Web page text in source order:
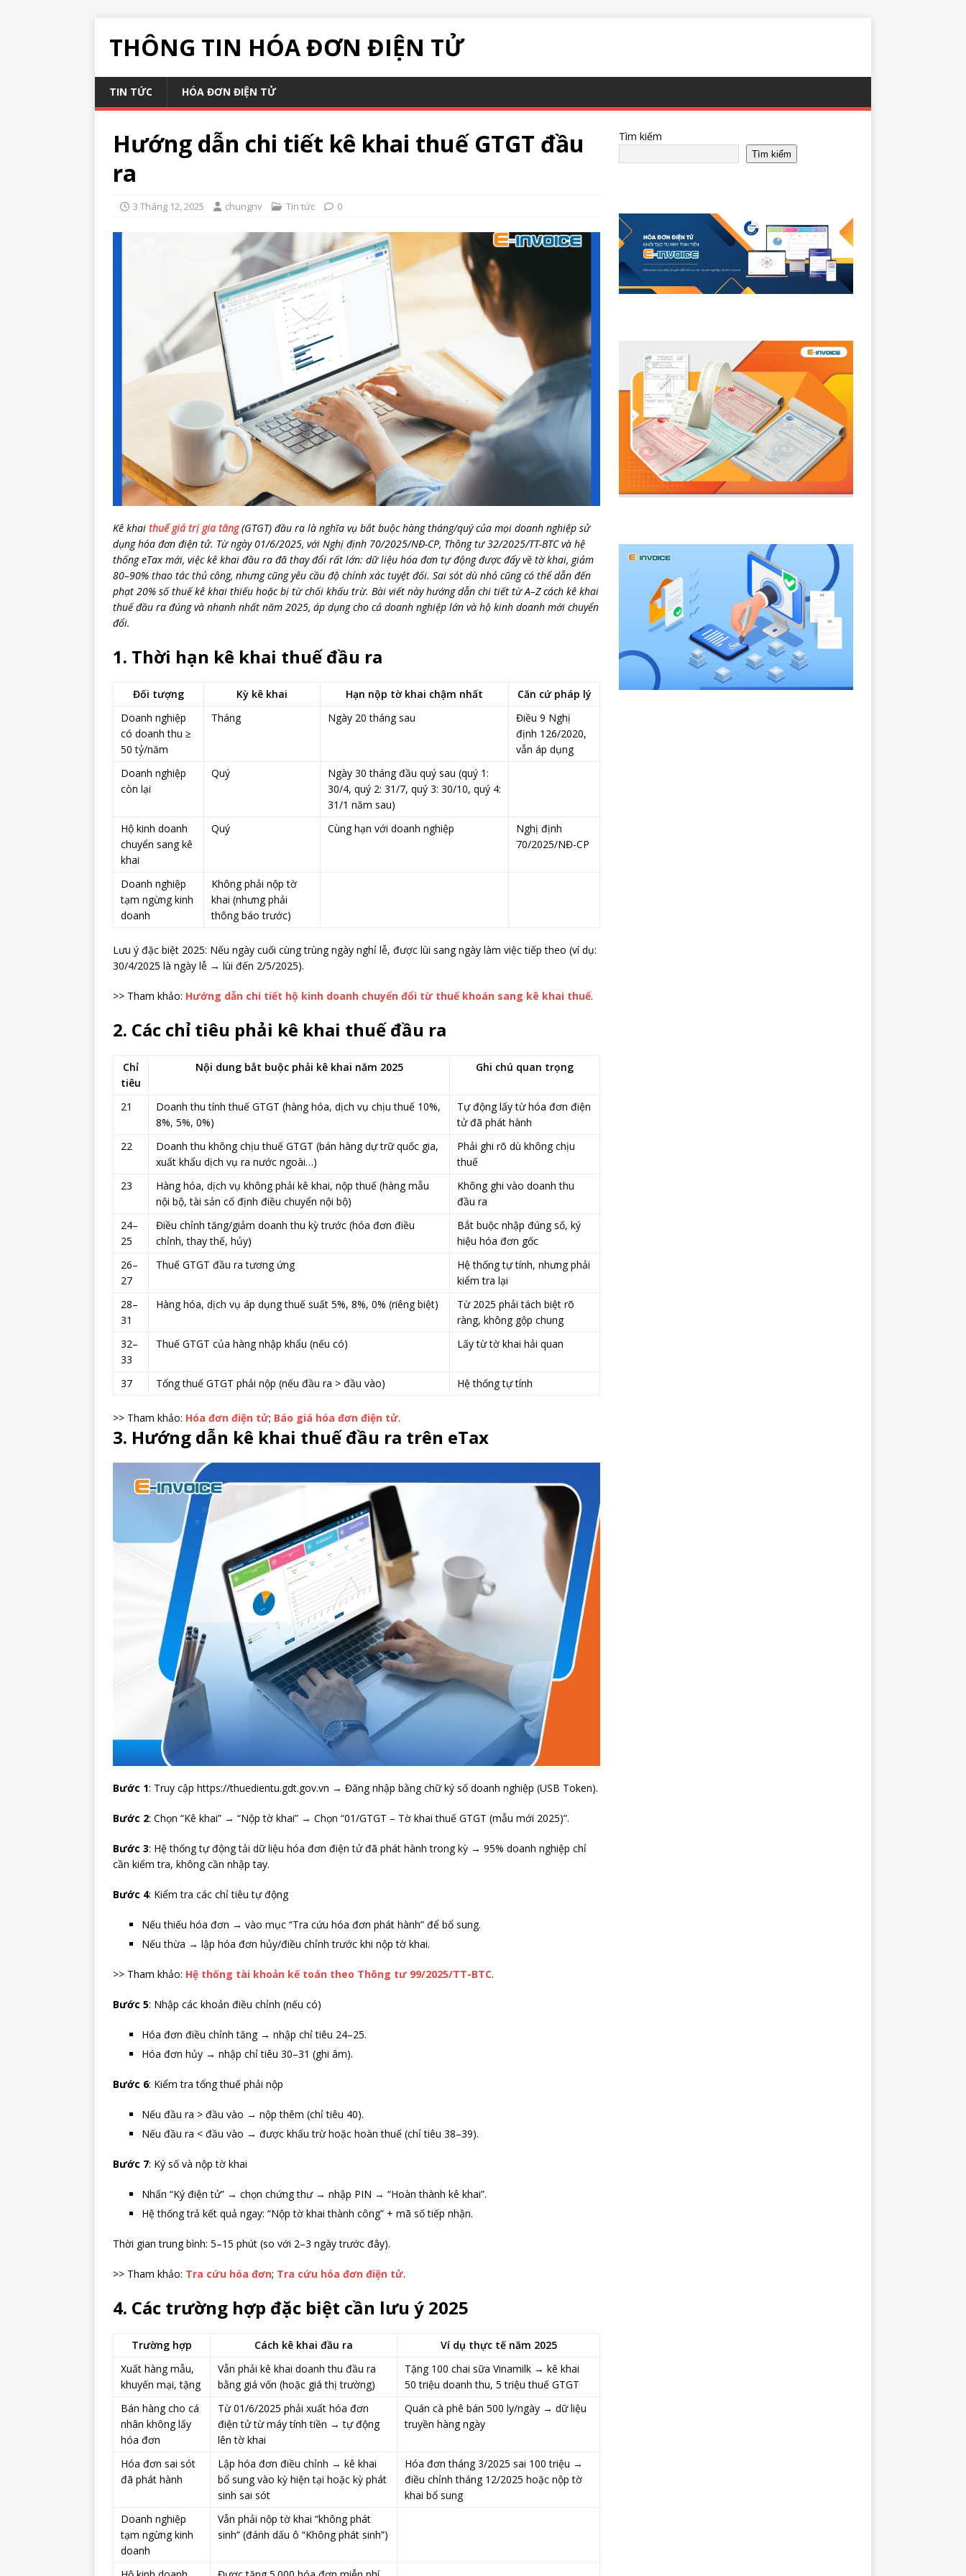
THÔNG TIN HÓA ĐƠN ĐIỆN TỬ
TIN TỨC HÓA ĐƠN ĐIỆN TỬ
Hướng dẫn chi tiết kê khai thuế GTGT đầu
ra
3 Tháng 12, 2025 chungnv Tin tức 0
Kê khai thuế giá trị gia tăng(GTGT) đầu ra là nghĩa vụ bắt buộc hàng tháng/quý của mọi doanh nghiệp sử
dụng hóa đơn điện tử. Từ ngày 01/6/2025, với Nghị định 70/2025/NĐ-CP, Thông tư 32/2025/TT-BTC và hệ
thống eTax mới, việc kê khai đầu ra đã thay đổi rất lớn: dữ liệu hóa đơn tự động được đẩy về tờ khai, giảm
80–90% thao tác thủ công, nhưng cũng yêu cầu độ chính xác tuyệt đối. Sai sót dù nhỏ cũng có thể dẫn đến
phạt 20% số thuế kê khai thiếu hoặc bị từ chối khấu trừ. Bài viết này hướng dẫn chi tiết từ A–Z cách kê khai
thuế đầu ra đúng và nhanh nhất năm 2025, áp dụng cho cả doanh nghiệp lớn và hộ kinh doanh mới chuyển
đổi.
1. Thời hạn kê khai thuế đầu ra
Đối tượng Kỳ kê khai Hạn nộp tờ khai chậm nhất
Căn cứ pháp lý
Doanh nghiệp
có doanh thu ≥
50 tỷ/năm
Tháng Ngày 20 tháng sau
Điều 9 Nghị
định 126/2020,
vẫn áp dụng
Doanh nghiệp
còn lại
Quý
Ngày 30 tháng đầu quý sau (quý 1:
30/4, quý 2: 31/7, quý 3: 30/10, quý 4:
31/1 năm sau)
Hộ kinh doanh
chuyển sang kê
khai
Quý Cùng hạn với doanh nghiệp
Nghị định
70/2025/NĐ-CP
Doanh nghiệp
tạm ngừng kinh
doanh
Không phải nộp tờ
khai (nhưng phải
thông báo trước)
Lưu ý đặc biệt 2025: Nếu ngày cuối cùng trùng ngày nghỉ lễ, được lùi sang ngày làm việc tiếp theo (ví dụ:
30/4/2025 là ngày lễ → lùi đến 2/5/2025).
>> Tham khảo: Hướng dẫn chi tiết hộ kinh doanh chuyển đổi từ thuế khoán sang kê khai thuế.
2. Các chỉ tiêu phải kê khai thuế đầu ra
Chỉ
tiêu
Nội dung bắt buộc phải kê khai năm 2025 Ghi chú quan trọng
21
Doanh thu tính thuế GTGT (hàng hóa, dịch vụ chịu thuế 10%,
8%, 5%, 0%)
Tự động lấy từ hóa đơn điện
tử đã phát hành
22
Doanh thu không chịu thuế GTGT (bán hàng dự trữ quốc gia,
xuất khẩu dịch vụ ra nước ngoài…)
Phải ghi rõ dù không chịu
thuế
23
Hàng hóa, dịch vụ không phải kê khai, nộp thuế (hàng mẫu
nội bộ, tài sản cố định điều chuyển nội bộ)
Không ghi vào doanh thu
đầu ra
24–
25
Điều chỉnh tăng/giảm doanh thu kỳ trước (hóa đơn điều
chỉnh, thay thế, hủy)
Bắt buộc nhập đúng số, ký
hiệu hóa đơn gốc
26–
27
Thuế GTGT đầu ra tương ứng
Hệ thống tự tính, nhưng phải
kiểm tra lại
28–
31
Hàng hóa, dịch vụ áp dụng thuế suất 5%, 8%, 0% (riêng biệt)
Từ 2025 phải tách biệt rõ
ràng, không gộp chung
32–
33
Thuế GTGT của hàng nhập khẩu (nếu có) Lấy từ tờ khai hải quan
37 Tổng thuế GTGT phải nộp (nếu đầu ra > đầu vào) Hệ thống tự tính
>> Tham khảo: Hóa đơn điện tử; Báo giá hóa đơn điện tử.
3. Hướng dẫn kê khai thuế đầu ra trên eTax
Bước 1: Truy cập https://thuedientu.gdt.gov.vn → Đăng nhập bằng chữ ký số doanh nghiệp (USB Token).
Bước 2: Chọn “Kê khai” → “Nộp tờ khai” → Chọn “01/GTGT – Tờ khai thuế GTGT (mẫu mới 2025)”.
Bước 3: Hệ thống tự động tải dữ liệu hóa đơn điện tử đã phát hành trong kỳ → 95% doanh nghiệp chỉ
cần kiểm tra, không cần nhập tay.
Bước 4: Kiểm tra các chỉ tiêu tự động
Nếu thiếu hóa đơn → vào mục “Tra cứu hóa đơn phát hành” để bổ sung.
Nếu thừa → lập hóa đơn hủy/điều chỉnh trước khi nộp tờ khai.
>> Tham khảo: Hệ thống tài khoản kế toán theo Thông tư 99/2025/TT-BTC.
Bước 5: Nhập các khoản điều chỉnh (nếu có)
Hóa đơn điều chỉnh tăng → nhập chỉ tiêu 24–25.
Hóa đơn hủy → nhập chỉ tiêu 30–31 (ghi âm).
Bước 6: Kiểm tra tổng thuế phải nộp
Nếu đầu ra > đầu vào → nộp thêm (chỉ tiêu 40).
Nếu đầu ra < đầu vào → được khấu trừ hoặc hoàn thuế (chỉ tiêu 38–39).
Bước 7: Ký số và nộp tờ khai
Nhấn “Ký điện tử” → chọn chứng thư → nhập PIN → “Hoàn thành kê khai”.
Hệ thống trả kết quả ngay: “Nộp tờ khai thành công” + mã số tiếp nhận.
Thời gian trung bình: 5–15 phút (so với 2–3 ngày trước đây).
>> Tham khảo: Tra cứu hóa đơn; Tra cứu hóa đơn điện tử.
4. Các trường hợp đặc biệt cần lưu ý 2025
Trường hợp Cách kê khai đầu ra
Ví dụ thực tế năm 2025
Xuất hàng mẫu,
khuyến mại, tặng
Vẫn phải kê khai doanh thu đầu ra
bằng giá vốn (hoặc giá thị trường)
Tặng 100 chai sữa Vinamilk → kê khai
50 triệu doanh thu, 5 triệu thuế GTGT
Bán hàng cho cá
nhân không lấy
hóa đơn
Từ 01/6/2025 phải xuất hóa đơn
điện tử từ máy tính tiền → tự động
lên tờ khai
Quán cà phê bán 500 ly/ngày → dữ liệu
truyền hàng ngày
Hóa đơn sai sót
đã phát hành
Lập hóa đơn điều chỉnh → kê khai
bổ sung vào kỳ hiện tại hoặc kỳ phát
sinh sai sót
Hóa đơn tháng 3/2025 sai 100 triệu →
điều chỉnh tháng 12/2025 hoặc nộp tờ
khai bổ sung
Doanh nghiệp
tạm ngừng kinh
doanh
Vẫn phải nộp tờ khai “không phát
sinh” (đánh dấu ô “Không phát sinh”)
Tìm kiếm
Tìm kiếm